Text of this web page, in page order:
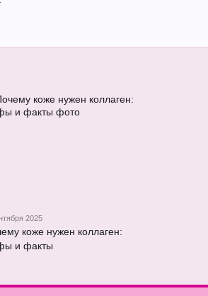
2025
коже нужен коллаген:
и факты